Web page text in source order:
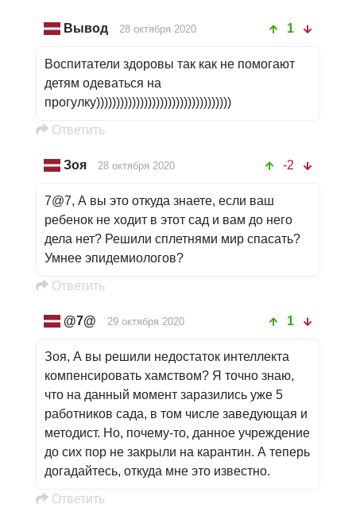
Вывод 28 октября 2020 1
Воспитатели здоровы так как не помогают
детям одеваться на
прогулку))))))))))))))))))))))))))))))))))
Oтветить
Зоя 28 октября 2020 -2
7@7, А вы это откуда знаете, если ваш
ребенок не ходит в этот сад и вам до него
дела нет? Решили сплетнями мир спасать?
Умнее эпидемиологов?
Oтветить
@7@ 29 октября 2020 1
Зоя, А вы решили недостаток интеллекта
компенсировать хамством? Я точно знаю,
что на данный момент заразились уже 5
работников сада, в том числе заведующая и
методист. Но, почему-то, данное учреждение
до сих пор не закрыли на карантин. А теперь
догадайтесь, откуда мне это известно.
Oтветить